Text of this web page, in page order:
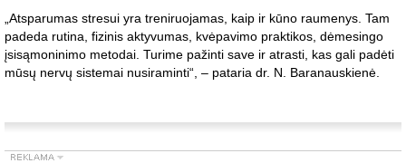
„Atsparumas stresui yra treniruojamas, kaip ir kūno raumenys. Tam
padeda rutina, fizinis aktyvumas, kvėpavimo praktikos, dėmesingo
įsisąmoninimo metodai. Turime pažinti save ir atrasti, kas gali padėti
mūsų nervų sistemai nusiraminti“, – pataria dr. N. Baranauskienė.